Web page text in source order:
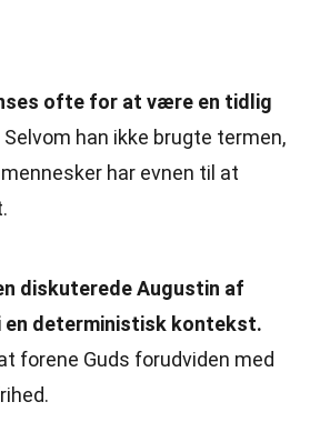
ofte for at være en tidlig
Selvom han ikke brugte termen,
har evnen til at
diskuterede Augustin af
en deterministisk kontekst.
forene Guds forudviden med